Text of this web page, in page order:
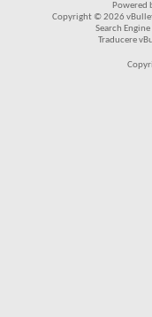
Powered
Copyright © 2026
Search
Traducere